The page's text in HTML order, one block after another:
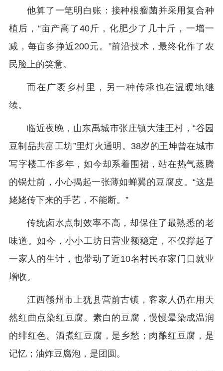
他算了一笔明白账：接种根瘤菌并采用复合种
植后，“亩产高了40斤，化肥少了几十斤，一增一
减，每亩多挣近200元。”前沿技术，最终化作了农
民脸上的笑意。
而在广袤乡村里，另一种传承也在温暖地继
续。
临近夜晚，山东禹城市张庄镇大洼王村，“谷园
豆制品共富工坊”里灯火通明。38岁的王坤曾在城市
写字楼工作多年，如今却系着围裙，站在热气蒸腾
的锅灶前，小心揭起一张薄如蝉翼的豆腐皮。“这是
姥姥传下来的手艺，不能断。”
传统卤水点制效率不高，却保住了最熟悉的老
味道。如今，小小工坊日营业额稳定，不仅撑起了
一家人的生计，也带动了近10名村民在家门口就业
增收。
江西赣州市上犹县营前古镇，客家人仍在用天
然红曲点染红豆腐。素白的豆腐，慢慢晕染成温润
的绯红色。酒煮红豆腐，是乡愁；肉酿红豆腐，是
记忆；油炸豆腐泡，是团圆。